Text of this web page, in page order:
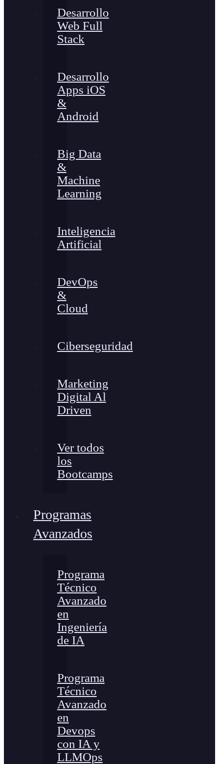
Desarrollo
Web Full
Stack
Desarrollo
Apps iOS
&
Android
Big Data
&
Machine
Learning
Inteligencia
Artificial
DevOps
&
Cloud
Ciberseguridad
Marketing
Digital Al
Driven
Ver todos
los
Bootcamps
Programas
Avanzados
Programa
Técnico
Avanzado
en
Ingeniería
de IA
Programa
Técnico
Avanzado
en
Devops
con IA y
LLMOps